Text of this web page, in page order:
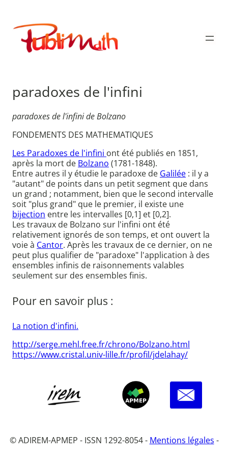
contenu
Publimath
paradoxes de l'infini
paradoxes de l'infini de Bolzano
FONDEMENTS DES MATHEMATIQUES
Les Paradoxes de l'infini ont été publiés en 1851,
après la mort de Bolzano (1781-1848).
Entre autres il y étudie le paradoxe de Galilée : il y a
"autant" de points dans un petit segment que dans
un grand ; notamment, bien que le second intervalle
soit "plus grand" que le premier, il existe une
bijection entre les intervalles [0,1] et [0,2].
Les travaux de Bolzano sur l'infini ont été
relativement ignorés de son temps, et ont ouvert la
voie à Cantor. Après les travaux de ce dernier, on ne
peut plus qualifier de "paradoxe" l'application à des
ensembles infinis de raisonnements valables
seulement sur des ensembles finis.
Pour en savoir plus :
La notion d'infini.
http://serge.mehl.free.fr/chrono/Bolzano.html
https://www.cristal.univ-lille.fr/profil/jdelahay/
© ADIREM-APMEP - ISSN 1292-8054 - Mentions légales -